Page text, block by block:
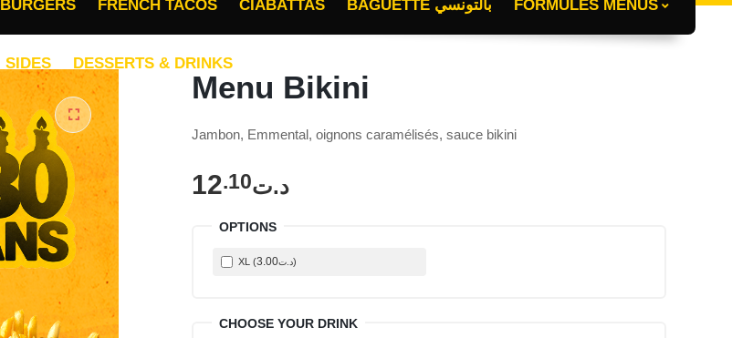
BURGERS FRENCH TACOS CIABATTAS BAGUETTE بالتونسي FORMULES MENUS
SIDES DESSERTS & DRINKS
🔍
Menu Bikini
Jambon, Emmental, oignons caramélisés, sauce bikini
د.ت 12.10
OPTIONS
XL ( د.ت 3.00 )
CHOOSE YOUR DRINK